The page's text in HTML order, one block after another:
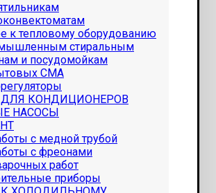
к тепловому оборудованию
стиральным
и посудомойкам
СМА
ДЛЯ КОНДИЦИОНЕРОВ
НАСОСЫ
с медной трубой
с фреонами
работ
приборы